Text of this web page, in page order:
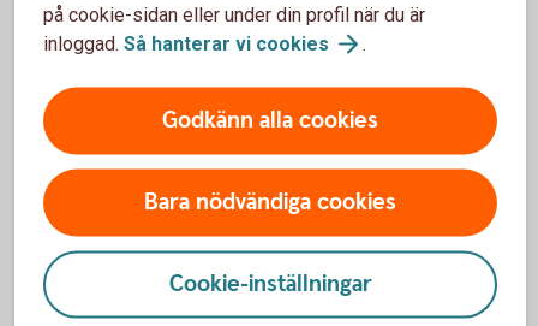
Återbetalningar
När kan återbetalningar göras?
Kontroll vid en återbetalning
på cookie-sidan eller under din profil när du är
inloggad. Så hanterar vi cookies .
Godkänn alla cookies
Bara nödvändiga cookies
Cookie-inställningar